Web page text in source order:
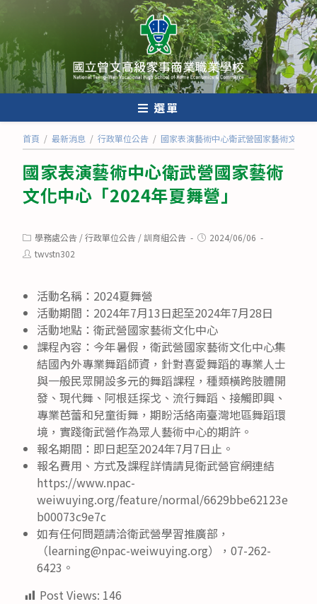
轉
至
主
要
內
選單
首頁 / 最新消息 / 行政單位公告 / 國家表演藝術中心衛武營國家藝術文化
國家表演藝術中心衛武營國家藝術
文化中心「2024年夏舞營」
Post
category:
學務處公告 /行政單位公告 /訓育組公告
Post2024/06/06
Posttwvstn302
活動名稱：2024夏舞營
活動期間：2024年7月13日起至2024年7月28日
活動地點：衛武營國家藝術文化中心
課程內容：今年暑假，衛武營國家藝術文化中心集
結國內外專業舞蹈師資，針對喜愛舞蹈的專業人士
與一般民眾開設多元的舞蹈課程，種類橫跨肢體開
發、現代舞、阿根廷探戈、流行舞蹈、接觸即興、
專業芭蕾和兒童街舞，期盼活絡南臺灣地區舞蹈環
境，實踐衛武營作為眾人藝術中心的期許。
報名期間：即日起至2024年7月7日止。
報名費用、方式及課程詳情請見衛武營官網連結
https://www.npac-
weiwuying.org/feature/normal/6629bbe62123e
b00073c9e7c
如有任何問題請洽衛武營學習推廣部，
（learning@npac-weiwuying.org），07-262-
6423。
Post Views: 146